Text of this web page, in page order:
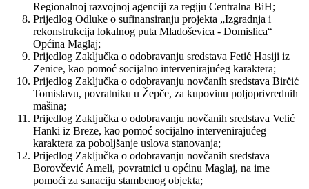
Regionalnoj razvojnoj agenciji za regiju Centralna BiH;
Prijedlog Odluke o sufinansiranju projekta „Izgradnja i
rekonstrukcija lokalnog puta Mladoševica - Domislica“
Općina Maglaj;
Prijedlog Zaključka o odobravanju sredstava Fetić Hasiji iz
Zenice, kao pomoć socijalno intervenirajućeg karaktera;
Prijedlog Zaključka o odobravanju novčanih sredstava Birčić
Tomislavu, povratniku u Žepče, za kupovinu poljoprivrednih
mašina;
Prijedlog Zaključka o odobravanju novčanih sredstava Velić
Hanki iz Breze, kao pomoć socijalno intervenirajućeg
karaktera za poboljšanje uslova stanovanja;
Prijedlog Zaključka o odobravanju novčanih sredstava
Borovčević Ameli, povratnici u općinu Maglaj, na ime
pomoći za sanaciju stambenog objekta;